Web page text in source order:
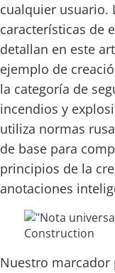
cualquier usuario.
características de
detallan en este
ejemplo de
la categoría de
incendios y
utiliza normas
de base para
principios de la
anotaciones
Nuestro